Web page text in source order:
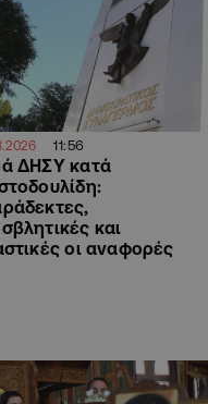
11:56
ΔΗΣΥ κατά
και
οι αναφορές